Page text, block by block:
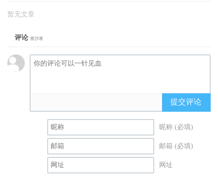
暂无文章
评论 抢沙发
提交评论
昵称 (必填)
邮箱 (必填)
网址